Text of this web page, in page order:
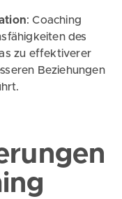
: Coaching
des
zu effektiverer
Beziehungen